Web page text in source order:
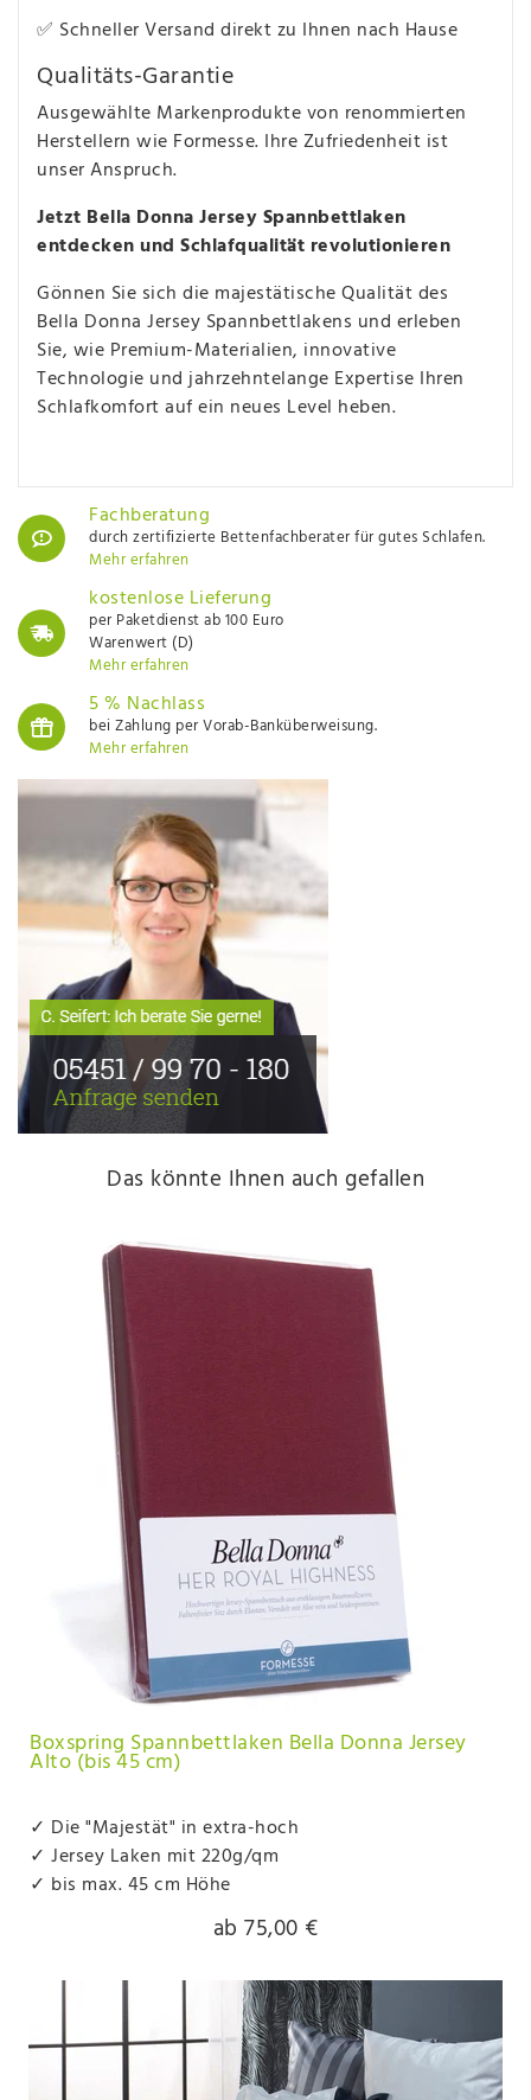
✅ Schneller Versand direkt zu Ihnen nach Hause
Qualitäts-Garantie
Ausgewählte Markenprodukte von renommierten
Herstellern wie Formesse. Ihre Zufriedenheit ist
unser Anspruch.
Jetzt Bella Donna Jersey Spannbettlaken
entdecken und Schlafqualität revolutionieren
Gönnen Sie sich die majestätische Qualität des
Bella Donna Jersey Spannbettlakens und erleben
Sie, wie Premium-Materialien, innovative
Technologie und jahrzehntelange Expertise Ihren
Schlafkomfort auf ein neues Level heben.
Fachberatung
durch zertifizierte Bettenfachberater für gutes Schlafen.
Mehr erfahren
kostenlose Lieferung
per Paketdienst ab 100 Euro
Warenwert (D)
Mehr erfahren
5 % Nachlass
bei Zahlung per Vorab-Banküberweisung.
Mehr erfahren
Das könnte Ihnen auch gefallen
Boxspring Spannbettlaken Bella Donna Jersey
Alto (bis 45 cm)
✓ Die "Majestät" in extra-hoch
✓ Jersey Laken mit 220g/qm
✓ bis max. 45 cm Höhe
ab 75,00 €